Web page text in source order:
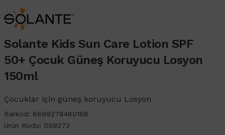
Solante Kids Sun Care Lotion SPF
50+ Çocuk Güneş Koruyucu Losyon
150ml
Çocuklar için güneş koruyucu Losyon
Barkod: 8699278480168
Ürün Kodu: D59273